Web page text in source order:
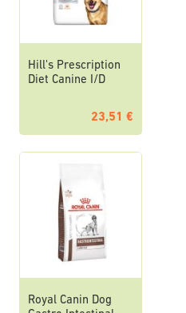
Hill's Prescription
Diet Canine I/D
23,51 €
Royal Canin Dog